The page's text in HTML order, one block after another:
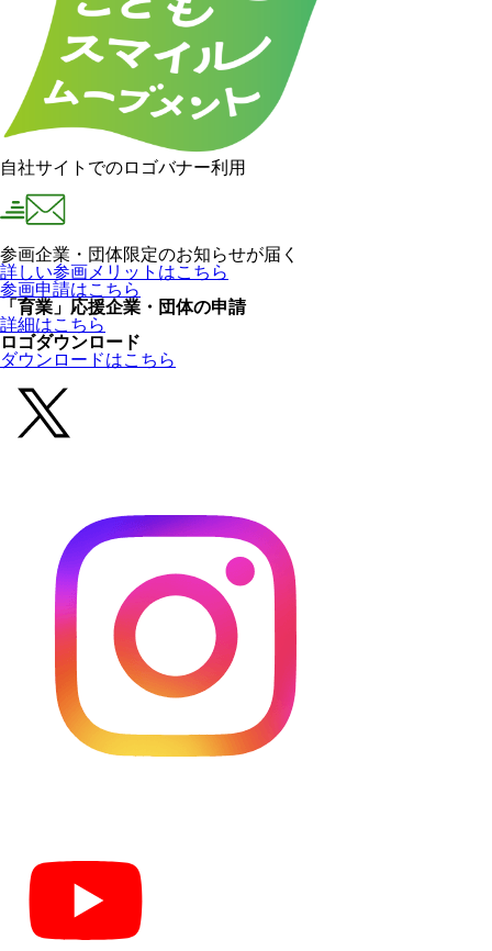
自社サイトでのロゴバナー利用
参画企業・団体限定のお知らせが届く
詳しい参画メリットはこちら
参画申請はこちら
「育業」応援企業・団体の申請
詳細はこちら
ロゴダウンロード
ダウンロードはこちら